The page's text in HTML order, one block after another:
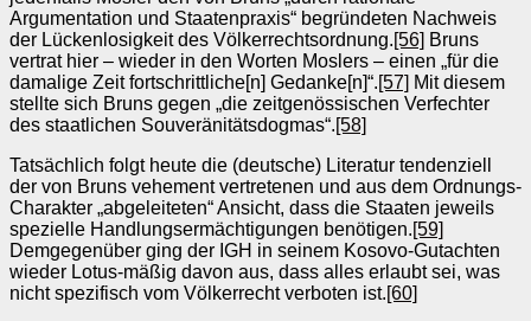
Argumentation und Staatenpraxis“ begründeten Nachweis
der Lückenlosigkeit des Völkerrechtsordnung.[56] Bruns
vertrat hier – wieder in den Worten Moslers – einen „für die
damalige Zeit fortschrittliche[n] Gedanke[n]“.[57] Mit diesem
stellte sich Bruns gegen „die zeitgenössischen Verfechter
des staatlichen Souveränitätsdogmas“.[58]
Tatsächlich folgt heute die (deutsche) Literatur tendenziell
der von Bruns vehement vertretenen und aus dem Ordnungs-
Charakter „abgeleiteten“ Ansicht, dass die Staaten jeweils
spezielle Handlungsermächtigungen benötigen.[59]
Demgegenüber ging der IGH in seinem Kosovo-Gutachten
wieder Lotus-mäßig davon aus, dass alles erlaubt sei, was
nicht spezifisch vom Völkerrecht verboten ist.[60]